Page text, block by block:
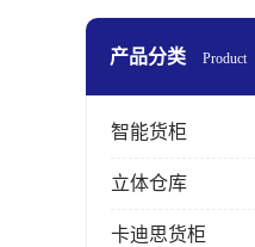
产品分类 Product
智能货柜
立体仓库
卡迪思货柜